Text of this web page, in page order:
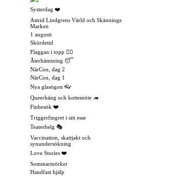
Systerdag ❤️
Astrid Lindgrens Värld och Skänninge
Marken
1 augusti
Skördetid
Flaggan i topp 🏳️‍🌈
Återhämtning 😴
NärCon, dag 2
NärCon, dag 1
Nya glasögon 👓
Queerhäng och kottemöte 🦔
Finbesök ❤️
Triggerfingret i sitt esse
Teaterhelg 🎭
Vaccination, skattjakt och
synundersökning
Love Stories ❤️
Sommarmörker
Handfast hjälp